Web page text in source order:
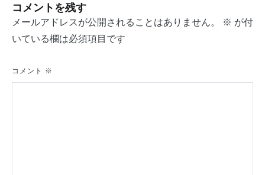
ン
コメントを残す
メールアドレスが公開されることはありません。 ※ が付
いている欄は必須項目です
コメント ※